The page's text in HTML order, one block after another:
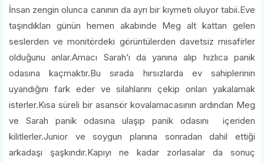
İnsan zengin olunca canının da ayrı bir kıymeti oluyor tabii.Eve
taşındıkları günün hemen akabinde Meg alt kattan gelen
seslerden ve monitördeki görüntülerden davetsiz misafirler
olduğunu anlar.Amacı Sarah’ı da yanına alıp hızlıca panik
odasına kaçmaktır.Bu sırada hırsızlarda ev sahiplerinin
uyandığını fark eder ve silahlarını çekip onları yakalamak
isterler.Kısa süreli bir asansör kovalamacasının ardından Meg
ve Sarah panik odasına ulaşıp panik odasını içeriden
kilitlerler.Junior ve soygun planına sonradan dahil ettiği
arkadaşı şaşkındır.Kapıyı ne kadar zorlasalar da sonuç